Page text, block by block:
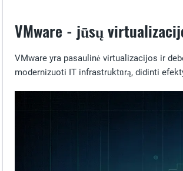
VMware - jūsų
VMware yra pasaulinė virtualizacijos ir
modernizuoti IT infrastruktūrą, didinti